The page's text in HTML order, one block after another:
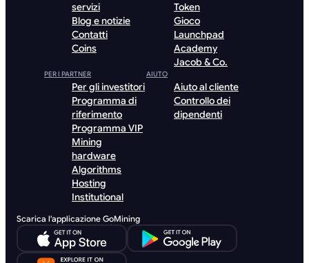
servizi
Blog e notizie
Contatti
Coins
Token
Gioco
Launchpad
Academy
Jacob & Co.
PER I PARTNER
Per gli investitori
Programma di
riferimento
Programma VIP
Mining
hardware
Algorithms
Hosting
Institutional
AIUTO
Aiuto al cliente
Controllo dei
dipendenti
Scarica l'applicazione GoMining